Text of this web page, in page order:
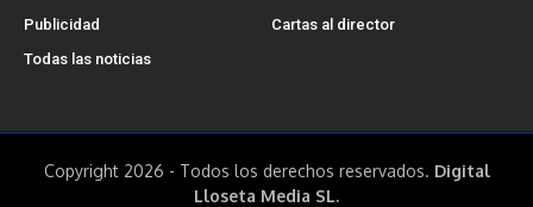
Publicidad
Cartas al director
Todas las noticias
Copyright 2026 - Todos los derechos reservados. Digital
Lloseta Media SL.